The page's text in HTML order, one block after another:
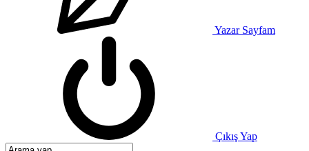
Yazar Sayfam
Çıkış Yap